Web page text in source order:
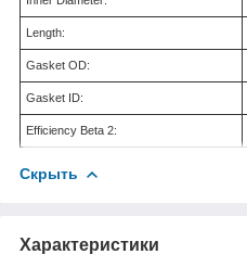
Length:
Gasket OD:
Gasket ID:
Efficiency Beta 2:
Скрыть
Характеристики